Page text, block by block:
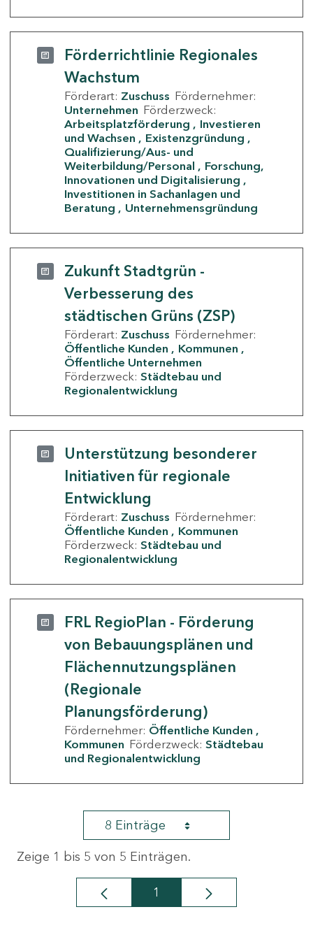
Förderrichtlinie Regionales
Wachstum
Förderart: Zuschuss Fördernehmer:
Unternehmen Förderzweck:
Arbeitsplatzförderung
Investieren
und Wachsen
Existenzgründung
Qualifizierung/Aus- und
Weiterbildung/Personal
Forschung,
Innovationen und Digitalisierung
Investitionen in Sachanlagen und
Beratung
Unternehmensgründung
Zukunft Stadtgrün -
Verbesserung des
städtischen Grüns (ZSP)
Förderart: Zuschuss Fördernehmer:
Öffentliche Kunden
Kommunen
Öffentliche Unternehmen
Förderzweck: Städtebau und
Regionalentwicklung
Unterstützung besonderer
Initiativen für regionale
Entwicklung
Förderart: Zuschuss Fördernehmer:
Öffentliche Kunden
Kommunen
Förderzweck: Städtebau und
Regionalentwicklung
FRL RegioPlan - Förderung
von Bebauungsplänen und
Flächennutzungsplänen
(Regionale
Planungsförderung)
Fördernehmer: Öffentliche Kunden
Kommunen Förderzweck: Städtebau
und Regionalentwicklung
8 Einträge
Zeige 1 bis 5 von 5 Einträgen.
Seite
1